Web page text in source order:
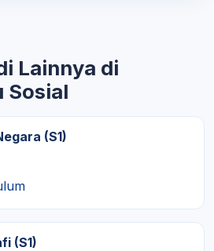
Lainnya di
Sosial
(S1)
(S1)